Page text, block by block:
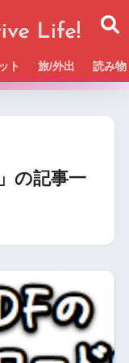
ト 旅/外出 読み物
こちら
の記事一